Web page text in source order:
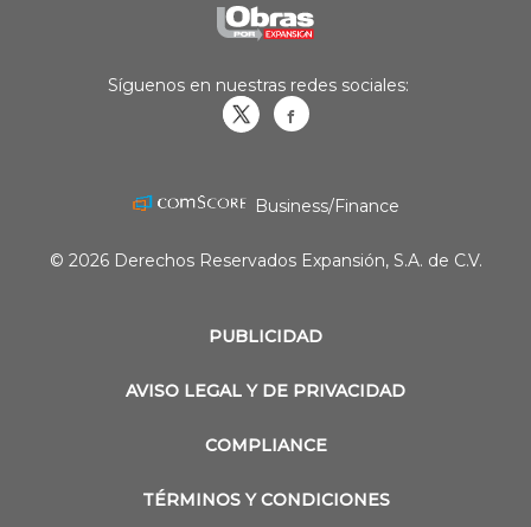
PUBLICIDAD
AVISO LEGAL Y DE PRIVACIDAD
COMPLIANCE
TÉRMINOS Y CONDICIONES
Síguenos en nuestras redes sociales:
Business/Finance
© 2026 Derechos Reservados Expansión, S.A. de C.V.